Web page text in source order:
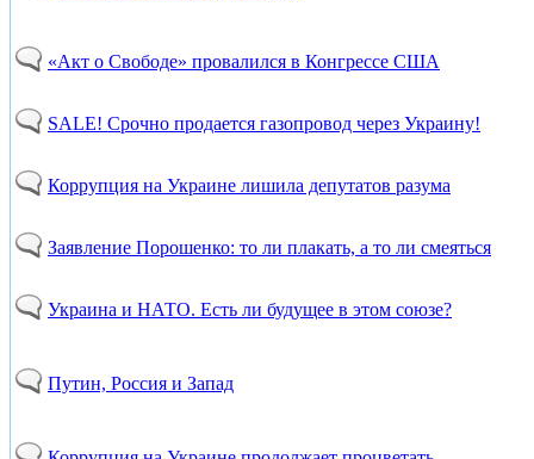
«Акт о Свободе» провалился в Конгрессе США
SALE! Срочно продается газопровод через Украину!
Коррупция на Украине лишила депутатов разума
Заявление Порошенко: то ли плакать, а то ли смеяться
Украина и НАТО. Есть ли будущее в этом союзе?
Путин, Россия и Запад